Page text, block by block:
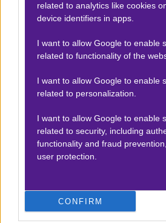
related to analytics like cookies
device identifiers in apps.
I want to allow Google to enable
related to functionality of the
I want to allow Google to enable
related to personalization.
I want to allow Google to enable
related to security, including
functionality and fraud
user protection.
CONFIRM